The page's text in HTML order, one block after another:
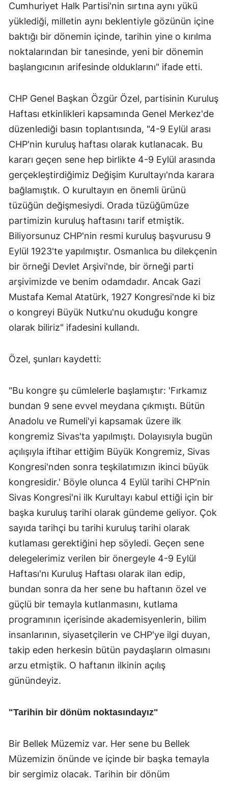
Cumhuriyet Halk Partisi'nin sırtına aynı yükü
yüklediği, milletin aynı beklentiyle gözünün içine
baktığı bir dönemin içinde, tarihin yine o kırılma
noktalarından bir tanesinde, yeni bir dönemin
başlangıcının arifesinde olduklarını" ifade etti.
CHP Genel Başkan Özgür Özel, partisinin Kuruluş
Haftası etkinlikleri kapsamında Genel Merkez'de
düzenlediği basın toplantısında, "4-9 Eylül arası
CHP'nin kuruluş haftası olarak kutlanacak. Bu
kararı geçen sene hep birlikte 4-9 Eylül arasında
gerçekleştirdiğimiz Değişim Kurultayı'nda karara
bağlamıştık. O kurultayın en önemli ürünü
tüzüğün değişmesiydi. Orada tüzüğümüze
partimizin kuruluş haftasını tarif etmiştik.
Biliyorsunuz CHP'nin resmi kuruluş başvurusu 9
Eylül 1923'te yapılmıştır. Osmanlıca bu dilekçenin
bir örneği Devlet Arşivi'nde, bir örneği parti
arşivimizde ve benim odamdadır. Ancak Gazi
Mustafa Kemal Atatürk, 1927 Kongresi'nde ki biz
o kongreyi Büyük Nutku'nu okuduğu kongre
olarak biliriz" ifadesini kullandı.
Özel, şunları kaydetti:
"Bu kongre şu cümlelerle başlamıştır: 'Fırkamız
bundan 9 sene evvel meydana çıkmıştı. Bütün
Anadolu ve Rumeli'yi kapsamak üzere ilk
kongremiz Sivas'ta yapılmıştı. Dolayısıyla bugün
açılışıyla iftihar ettiğim Büyük Kongremiz, Sivas
Kongresi'nden sonra teşkilatımızın ikinci büyük
kongresidir.' Böyle olunca 4 Eylül tarihi CHP'nin
Sivas Kongresi'ni ilk Kurultayı kabul ettiği için bir
başka kuruluş tarihi olarak gündeme geliyor. Çok
sayıda tarihçi bu tarihi kuruluş tarihi olarak
kutlaması gerektiğini hep söyledi. Geçen sene
delegelerimiz verilen bir önergeyle 4-9 Eylül
Haftası'nı Kuruluş Haftası olarak ilan edip,
bundan sonra da her sene bu haftanın özel ve
güçlü bir temayla kutlanmasını, kutlama
programının içerisinde akademisyenlerin, bilim
insanlarının, siyasetçilerin ve CHP'ye ilgi duyan,
takip eden herkesin bütün paydaşların olmasını
arzu etmiştik. O haftanın ilkinin açılış
günündeyiz.
"Tarihin bir dönüm noktasındayız"
Bir Bellek Müzemiz var. Her sene bu Bellek
Müzemizin önünde ve içinde bir başka temayla
bir sergimiz olacak. Tarihin bir dönüm